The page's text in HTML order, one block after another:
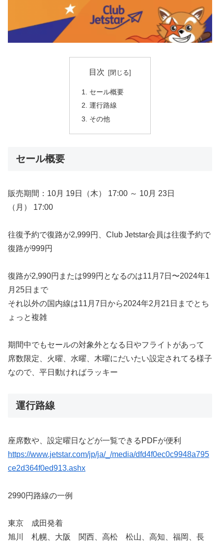
目次
セール概要
運行路線
その他
セール概要
販売期間：10月 19日（木） 17:00 ～ 10月 23日
（月） 17:00
往復予約で復路が2,999円、Club Jetstar会員は往復予約で
復路が999円
復路が2,990円または999円となるのは11月7日〜2024年1
月25日まで
それ以外の国内線は11月7日から2024年2月21日までとち
ょっと複雑
期間中でもセールの対象外となる日やフライトがあって
席数限定、火曜、水曜、木曜にだいたい設定されてる様子
なので、平日動ければラッキー
運行路線
座席数や、設定曜日などが一覧できるPDFが便利
https://www.jetstar.com/jp/ja/_/media/dfd4f0ec0c9948a795
ce2d364f0ed913.ashx
2990円路線の一例
東京 成田発着
旭川 札幌、大阪 関西、高松 松山、高知、福岡、長